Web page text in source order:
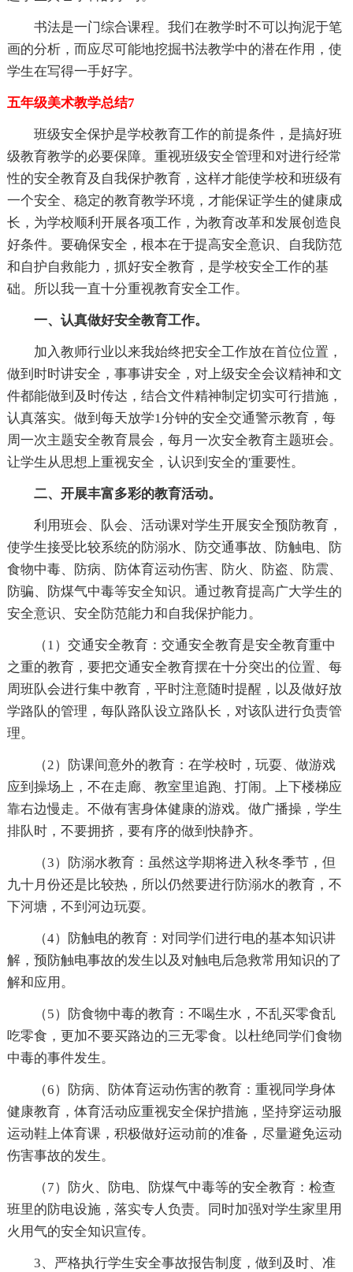
书法是一门综合课程。我们在教学时不可以拘泥于笔
画的分析，而应尽可能地挖掘书法教学中的潜在作用，使
学生在写得一手好字。
五年级美术教学总结7
班级安全保护是学校教育工作的前提条件，是搞好班
级教育教学的必要保障。重视班级安全管理和对进行经常
性的安全教育及自我保护教育，这样才能使学校和班级有
一个安全、稳定的教育教学环境，才能保证学生的健康成
长，为学校顺利开展各项工作，为教育改革和发展创造良
好条件。要确保安全，根本在于提高安全意识、自我防范
和自护自救能力，抓好安全教育，是学校安全工作的基
础。所以我一直十分重视教育安全工作。
一、认真做好安全教育工作。
加入教师行业以来我始终把安全工作放在首位位置，
做到时时讲安全，事事讲安全，对上级安全会议精神和文
件都能做到及时传达，结合文件精神制定切实可行措施，
认真落实。做到每天放学1分钟的安全交通警示教育，每
周一次主题安全教育晨会，每月一次安全教育主题班会。
让学生从思想上重视安全，认识到安全的'重要性。
二、开展丰富多彩的教育活动。
利用班会、队会、活动课对学生开展安全预防教育，
使学生接受比较系统的防溺水、防交通事故、防触电、防
食物中毒、防病、防体育运动伤害、防火、防盗、防震、
防骗、防煤气中毒等安全知识。通过教育提高广大学生的
安全意识、安全防范能力和自我保护能力。
（1）交通安全教育：交通安全教育是安全教育重中
之重的教育，要把交通安全教育摆在十分突出的位置、每
周班队会进行集中教育，平时注意随时提醒，以及做好放
学路队的管理，每队路队设立路队长，对该队进行负责管
理。
（2）防课间意外的教育：在学校时，玩耍、做游戏
应到操场上，不在走廊、教室里追跑、打闹。上下楼梯应
靠右边慢走。不做有害身体健康的游戏。做广播操，学生
排队时，不要拥挤，要有序的做到快静齐。
（3）防溺水教育：虽然这学期将进入秋冬季节，但
九十月份还是比较热，所以仍然要进行防溺水的教育，不
下河塘，不到河边玩耍。
（4）防触电的教育：对同学们进行电的基本知识讲
解，预防触电事故的发生以及对触电后急救常用知识的了
解和应用。
（5）防食物中毒的教育：不喝生水，不乱买零食乱
吃零食，更加不要买路边的三无零食。以杜绝同学们食物
中毒的事件发生。
（6）防病、防体育运动伤害的教育：重视同学身体
健康教育，体育活动应重视安全保护措施，坚持穿运动服
运动鞋上体育课，积极做好运动前的准备，尽量避免运动
伤害事故的发生。
（7）防火、防电、防煤气中毒等的安全教育：检查
班里的防电设施，落实专人负责。同时加强对学生家里用
火用气的安全知识宣传。
3、严格执行学生安全事故报告制度，做到及时、准